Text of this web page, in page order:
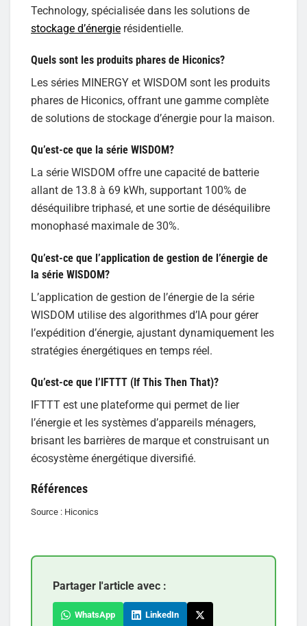
Technology, spécialisée dans les solutions de
stockage d’énergie résidentielle.
Quels sont les produits phares de Hiconics?
Les séries MINERGY et WISDOM sont les produits
phares de Hiconics, offrant une gamme complète
de solutions de stockage d’énergie pour la maison.
Qu’est-ce que la série WISDOM?
La série WISDOM offre une capacité de batterie
allant de 13.8 à 69 kWh, supportant 100% de
déséquilibre triphasé, et une sortie de déséquilibre
monophasé maximale de 30%.
Qu’est-ce que l’application de gestion de l’énergie de
la série WISDOM?
L’application de gestion de l’énergie de la série
WISDOM utilise des algorithmes d’IA pour gérer
l’expédition d’énergie, ajustant dynamiquement les
stratégies énergétiques en temps réel.
Qu’est-ce que l’IFTTT (If This Then That)?
IFTTT est une plateforme qui permet de lier
l’énergie et les systèmes d’appareils ménagers,
brisant les barrières de marque et construisant un
écosystème énergétique diversifié.
Références
Source : Hiconics
Partager l'article avec :
WhatsApp LinkedIn